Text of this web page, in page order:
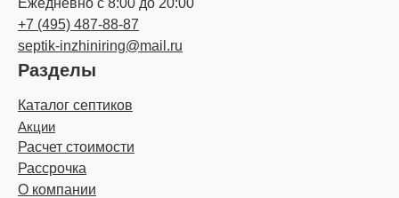
Ежедневно с 8:00 до 20:00
+7 (495) 487-88-87
septik-inzhiniring@mail.ru
Разделы
Каталог септиков
Акции
Расчет стоимости
Рассрочка
О компании